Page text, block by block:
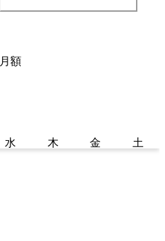
月額
水 木 金 土